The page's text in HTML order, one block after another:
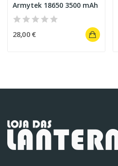
Armytek 18650 3500 mAh
28,00 €